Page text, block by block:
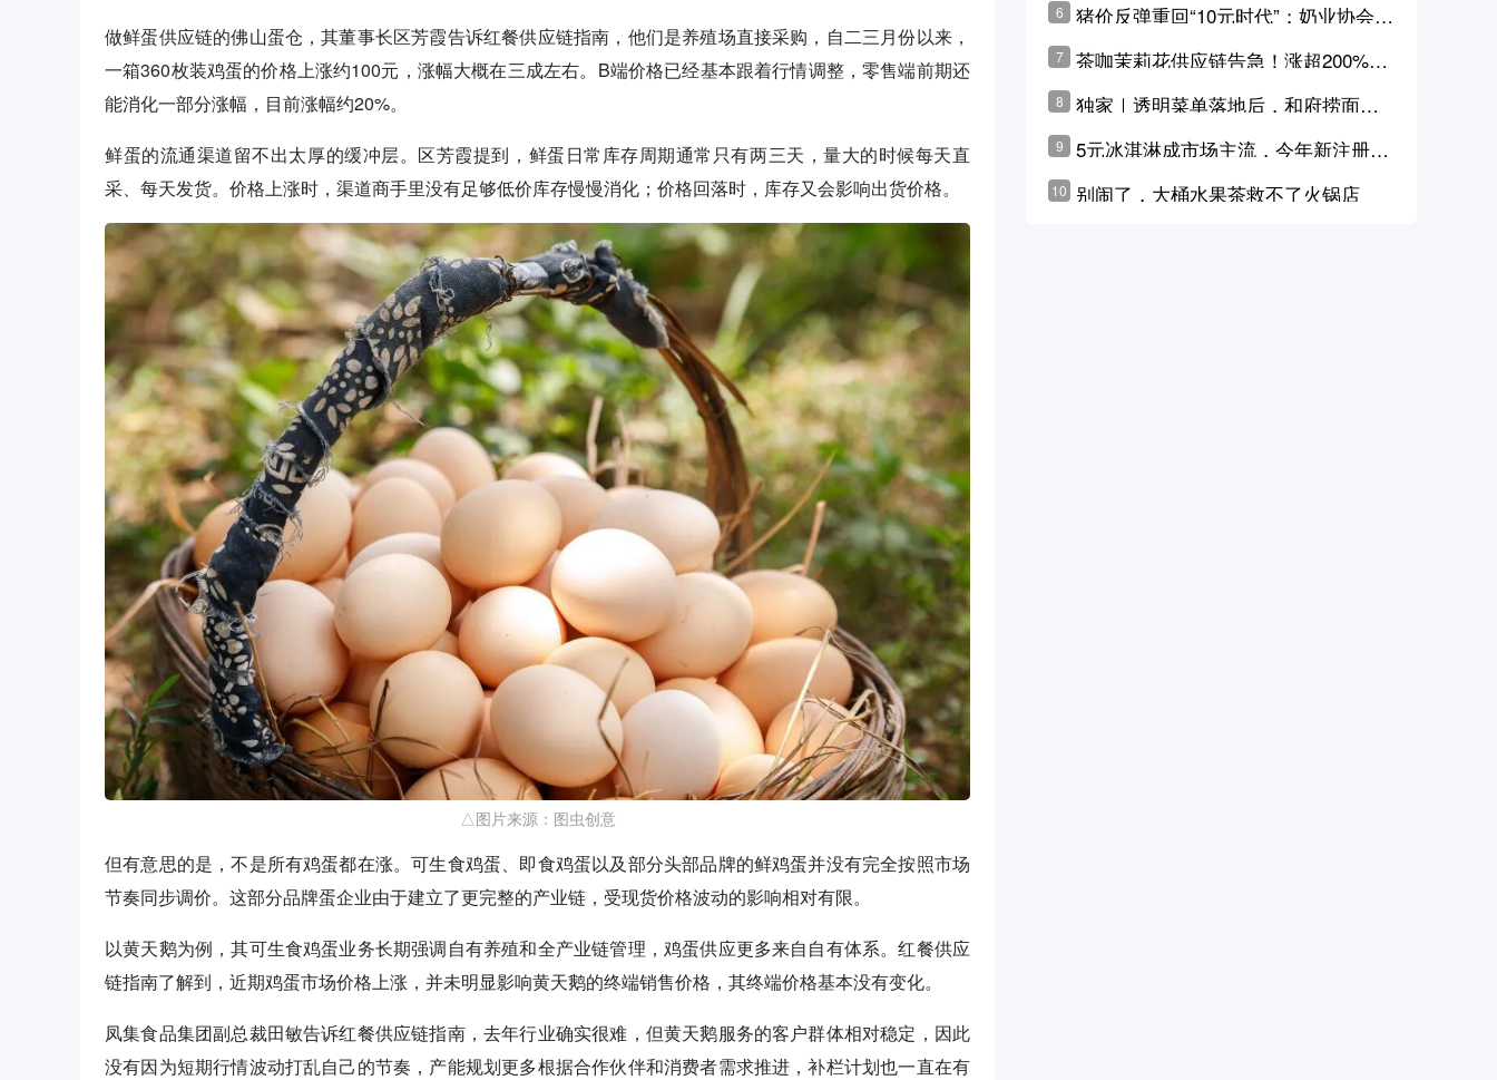
做鲜蛋供应链的佛山蛋仓，其董事长区芳霞告诉红餐供应链指南，他们是养殖场直接采购，自二三月份以来，
一箱360枚装鸡蛋的价格上涨约100元，涨幅大概在三成左右。B端价格已经基本跟着行情调整，零售端前期还
能消化一部分涨幅，目前涨幅约20%。
鲜蛋的流通渠道留不出太厚的缓冲层。区芳霞提到，鲜蛋日常库存周期通常只有两三天，量大的时候每天直
采、每天发货。价格上涨时，渠道商手里没有足够低价库存慢慢消化；价格回落时，库存又会影响出货价格。
△图片来源：图虫创意
但有意思的是，不是所有鸡蛋都在涨。可生食鸡蛋、即食鸡蛋以及部分头部品牌的鲜鸡蛋并没有完全按照市场
节奏同步调价。这部分品牌蛋企业由于建立了更完整的产业链，受现货价格波动的影响相对有限。
以黄天鹅为例，其可生食鸡蛋业务长期强调自有养殖和全产业链管理，鸡蛋供应更多来自自有体系。红餐供应
链指南了解到，近期鸡蛋市场价格上涨，并未明显影响黄天鹅的终端销售价格，其终端价格基本没有变化。
凤集食品集团副总裁田敏告诉红餐供应链指南，去年行业确实很难，但黄天鹅服务的客户群体相对稳定，因此
没有因为短期行情波动打乱自己的节奏，产能规划更多根据合作伙伴和消费者需求推进，补栏计划也一直在有
6
猪价反弹重回“10元时代”；奶业协会称
原奶价格现回暖迹象
7
茶咖茉莉花供应链告急！涨超200%，
横州花价冲破50元一斤
8
独家｜透明菜单落地后，和府捞面李
学林公布未来10年计划
9
5元冰淇淋成市场主流，今年新注册相
10 别闹了，大桶水果茶救不了火锅店